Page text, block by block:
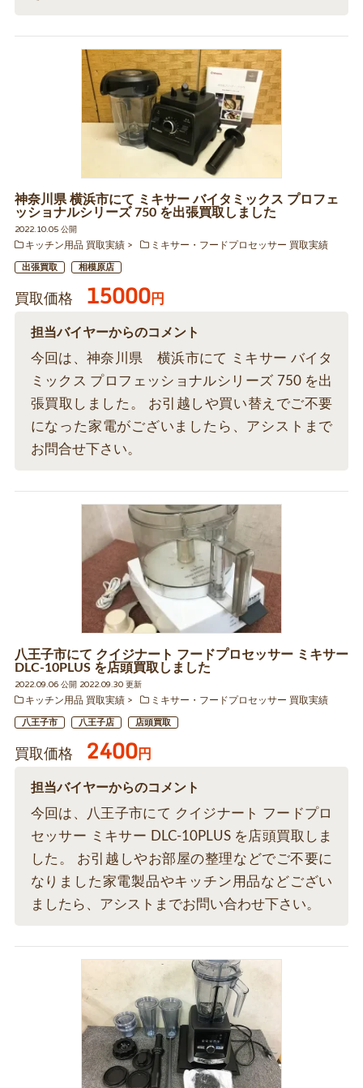
神奈川県 横浜市にて ミキサー バイタミックス プロフェ
ッショナルシリーズ 750 を出張買取しました
2022.10.05 公開
キッチン用品 買取実績
ミキサー・フードプロセッサー 買取実績
出張買取 相模原店
買取価格 15000円
担当バイヤーからのコメント
今回は、神奈川県 横浜市にて ミキサー バイタ
ミックス プロフェッショナルシリーズ 750 を出
張買取しました。 お引越しや買い替えでご不要
になった家電がございましたら、アシストまで
お問合せ下さい。
八王子市にて クイジナート フードプロセッサー ミキサー
DLC-10PLUS を店頭買取しました
2022.09.06 公開 2022.09.30 更新
キッチン用品 買取実績
ミキサー・フードプロセッサー 買取実績
八王子市 八王子店 店頭買取
買取価格 2400円
担当バイヤーからのコメント
今回は、八王子市にて クイジナート フードプロ
セッサー ミキサー DLC-10PLUS を店頭買取しま
した。 お引越しやお部屋の整理などでご不要に
なりました家電製品やキッチン用品などござい
ましたら、アシストまでお問い合わせ下さい。